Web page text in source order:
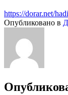
https://dorar.net/
Опубликовано в